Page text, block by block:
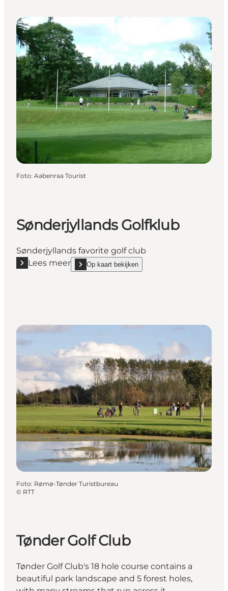
Foto: Aabenraa Tourist
Sønderjyllands Golfklub
Sønderjyllands favorite golf club
Lees meer
Lees meer "Sønderjyllands Golfklub"
Op kaart bekijken
show Sønderjyllands Golfklub on_map
Foto: Rømø-Tønder Turistbureau
© RTT
Tønder Golf Club
Tønder Golf Club's 18 hole course contains a
beautiful park landscape and 5 forest holes,